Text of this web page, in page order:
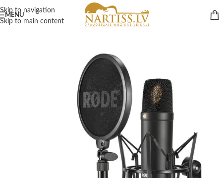
Skip to navigation
Skip to main content
MENU